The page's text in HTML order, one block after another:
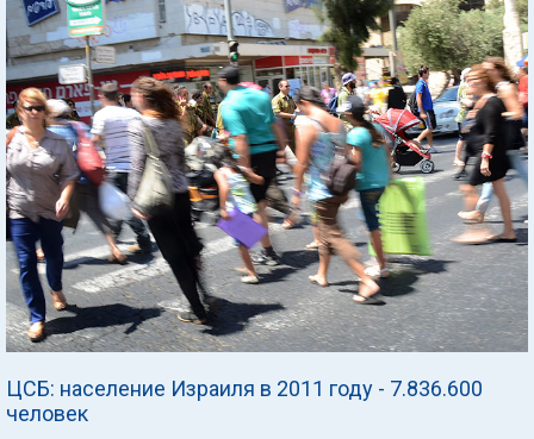
ЦСБ: население Израиля в 2011 году - 7.836.600
человек